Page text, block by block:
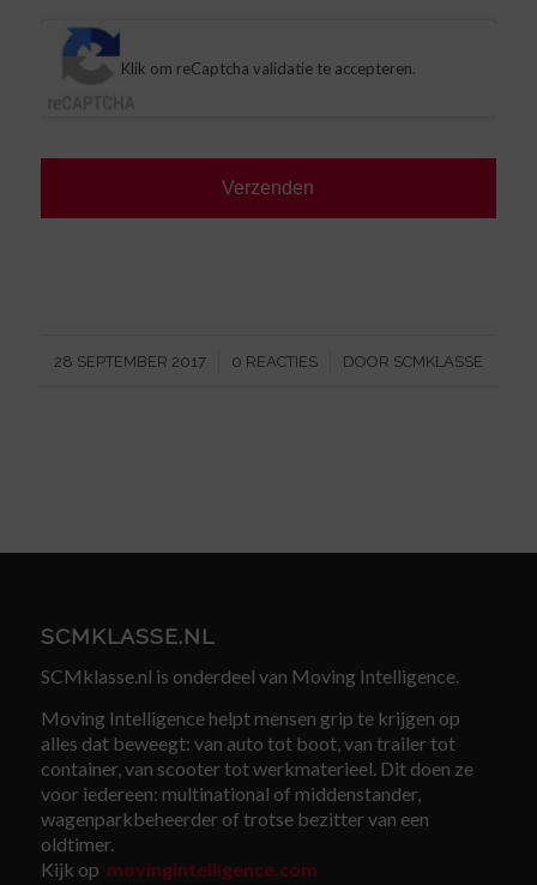
CAPTCHA
Klik om reCaptcha validatie te accepteren.
28 SEPTEMBER 2017
/ 0 REACTIES
/ DOOR SCMKLASSE
SCMKLASSE.NL
SCMklasse.nl is onderdeel van Moving Intelligence.
Moving Intelligence helpt mensen grip te krijgen op
alles dat beweegt: van auto tot boot, van trailer tot
container, van scooter tot werkmaterieel. Dit doen ze
voor iedereen: multinational of middenstander,
wagenparkbeheerder of trotse bezitter van een
oldtimer.
Kijk op movingintelligence.com